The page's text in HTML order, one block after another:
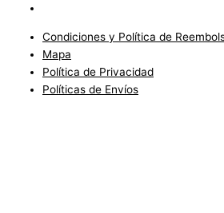
Condiciones y Política de
Mapa
Política de Privacidad
Políticas de Envíos